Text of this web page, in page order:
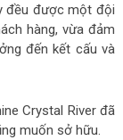
đều được một đội
hàng, vừa đảm
đến kết cấu và
Crystal River đã
muốn sở hữu.